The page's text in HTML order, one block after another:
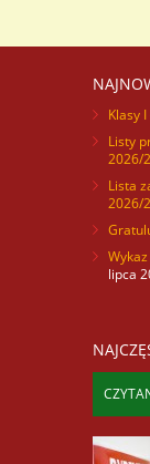
Klasy
Listy
2026/
Lista
2026/
lipca